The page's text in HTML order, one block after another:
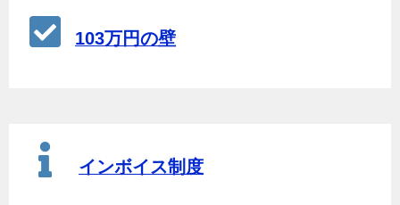
103万円の壁
インボイス制度